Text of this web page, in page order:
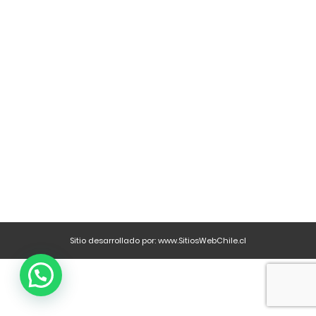
Sitio desarrollado por:www.SitiosWebChile.cl